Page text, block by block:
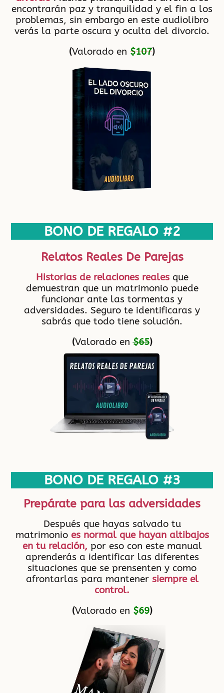
encontrarán paz y tranquilidad y el fin a los
problemas, sin embargo en este audiolibro
verás la parte oscura y oculta del divorcio.
(Valorado en $107)
BONO DE REGALO #2
Relatos Reales De Parejas
Historias de relaciones reales que
demuestran que un matrimonio puede
funcionar ante las tormentas y
adversidades. Seguro te identificaras y
sabrás que todo tiene solución.
(Valorado en$65)
BONO DE REGALO #3
Prepárate para las adversidades
Después que hayas salvado tu
matrimonio es normal que hayan altibajos
en tu relación, por eso con este manual
aprenderás a identificar las diferentes
situaciones que se prensenten y como
afrontarlas para mantener siempre el
control.
(Valorado en$69)